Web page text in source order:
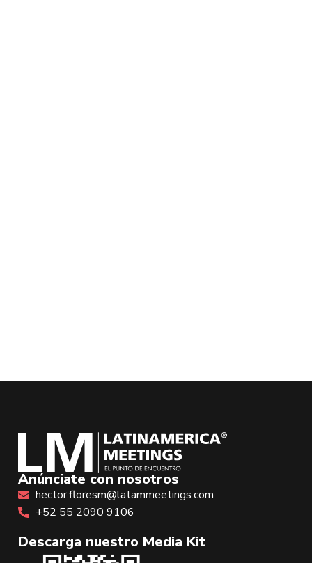
Anúnciate con nosotros
hector.floresm@latammeetings.com
+52 55 2090 9106
Descarga nuestro Media Kit